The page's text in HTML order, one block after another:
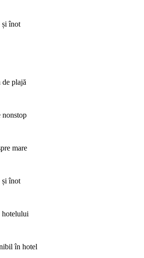
și înot
de plajă
nonstop
mare
și înot
hotelului
în hotel